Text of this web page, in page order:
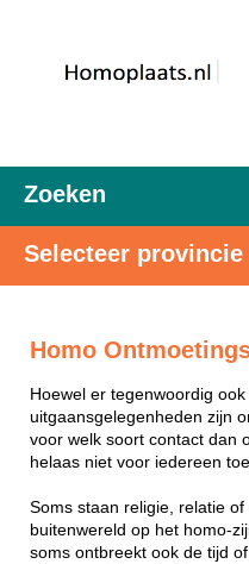
Zoeken
Selecteer provincie
Homo
Hoewel er tegenwoordig
uitgaansgelegenheden zijn
voor welk soort contact dan
helaas niet voor iedereen
Soms staan religie, relatie
buitenwereld op het homo-
soms ontbreekt ook de tijd